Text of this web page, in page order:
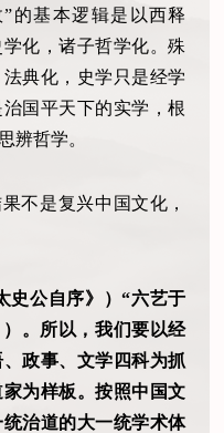
的基本逻辑是以西释
化，诸子哲学化。殊
典化，史学只是经学
国平天下的实学，根
辨哲学。
不是复兴中国文化，
史公自序》）“六艺于
。所以，我们要以经
政事、文学四科为抓
为样板。按照中国文
治道的大一统学术体